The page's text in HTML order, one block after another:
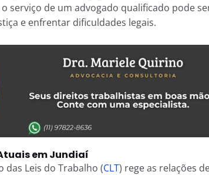
serviço de um advogado qualificado pode
e enfrentar dificuldades legais.
em Jundiaí
das Leis do Trabalho (CLT) rege as relações